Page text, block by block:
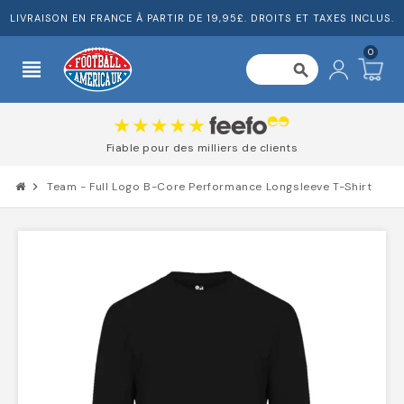
LIVRAISON EN FRANCE À PARTIR DE 19,95£. DROITS ET TAXES INCLUS.
view_headline search
0
Fiable pour des milliers de clients
chevron_right Team - Full Logo B-Core Performance Longsleeve T-Shirt